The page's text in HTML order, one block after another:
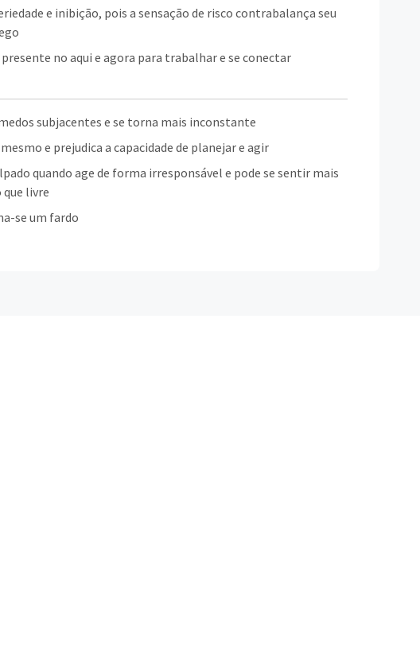
e inibição, pois a sensação de risco contrabalança seu
no aqui e agora para trabalhar e se conectar
subjacentes e se torna mais inconstante
mesmo e prejudica a capacidade de planejar e agir
quando age de forma irresponsável e pode se sentir mais
livre
se um fardo